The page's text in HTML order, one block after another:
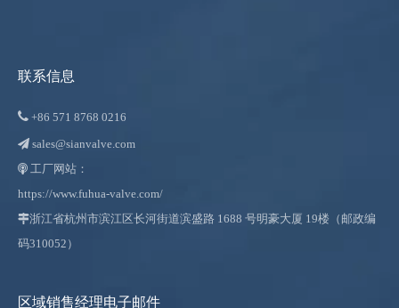
联系信息
 +86 571 8768 0216
 sales@sianvalve.com
 工厂网站：
https://www.fuhua-valve.com/
浙江省杭州市滨江区长河街道滨盛路 1688 号明豪大厦 19楼（邮政编
码310052）
区域销售经理电子邮件